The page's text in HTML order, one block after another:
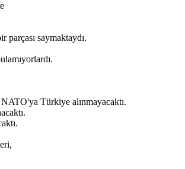
parçası saymaktaydı.
Türkiye alınmayacaktı.